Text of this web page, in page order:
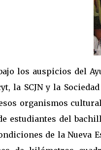
los auspicios del
la SCJN y la
organismos
estudiantes del
de la Nueva